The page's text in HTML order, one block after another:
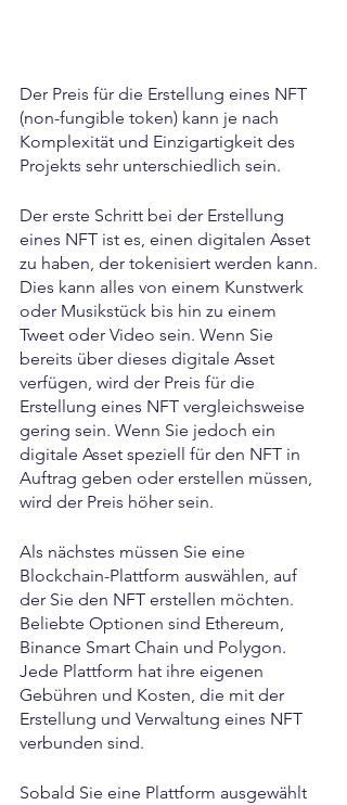
Der Preis für die Erstellung eines NFT
(non-fungible token) kann je nach
Komplexität und Einzigartigkeit des
Projekts sehr unterschiedlich sein.
Der erste Schritt bei der Erstellung
eines NFT ist es, einen digitalen Asset
zu haben, der tokenisiert werden kann.
Dies kann alles von einem Kunstwerk
oder Musikstück bis hin zu einem
Tweet oder Video sein. Wenn Sie
bereits über dieses digitale Asset
verfügen, wird der Preis für die
Erstellung eines NFT vergleichsweise
gering sein. Wenn Sie jedoch ein
digitale Asset speziell für den NFT in
Auftrag geben oder erstellen müssen,
wird der Preis höher sein.
Als nächstes müssen Sie eine
Blockchain-Plattform auswählen, auf
der Sie den NFT erstellen möchten.
Beliebte Optionen sind Ethereum,
Binance Smart Chain und Polygon.
Jede Plattform hat ihre eigenen
Gebühren und Kosten, die mit der
Erstellung und Verwaltung eines NFT
verbunden sind.
Sobald Sie eine Plattform ausgewählt